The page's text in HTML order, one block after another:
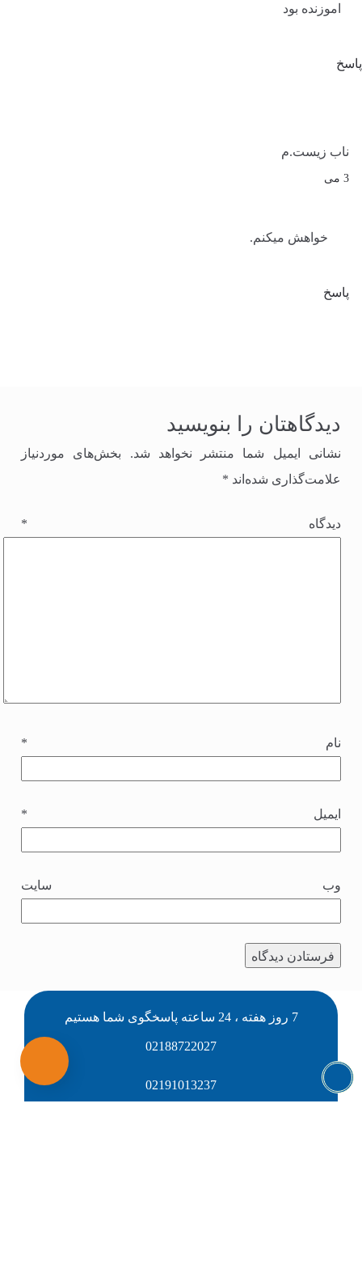
اموزنده بود
پاسخ
ناب زیست.م
3 می
خواهش میکنم.
پاسخ
دیدگاهتان را بنویسید
نشانی ایمیل شما منتشر نخواهد شد.
بخش‌های موردنیاز
علامت‌گذاری شده‌اند *
دیدگاه *
نام *
ایمیل *
وب‌ سایت
7 روز هفته ، 24 ساعته پاسخگوی شما هستیم
02188722027
02191013237